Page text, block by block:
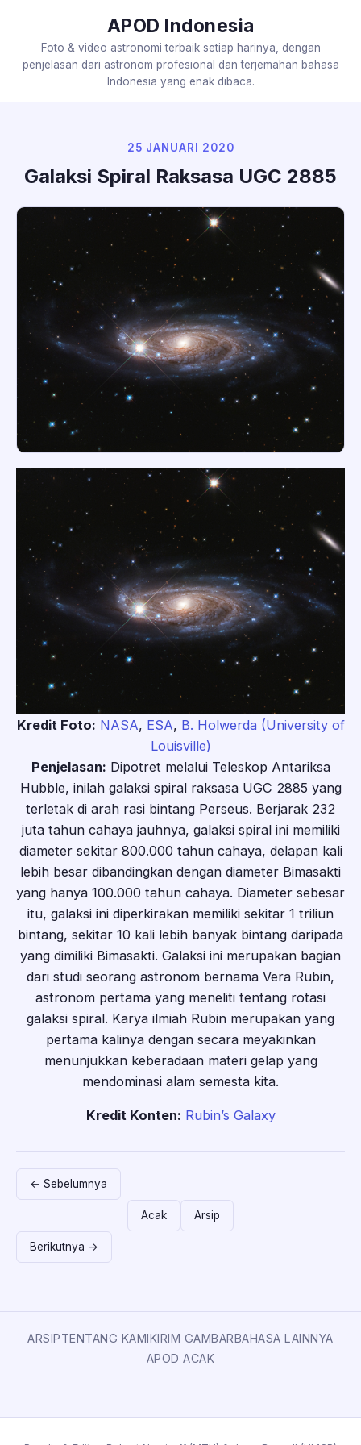
APOD Indonesia
Foto & video astronomi terbaik setiap harinya, dengan
penjelasan dari astronom profesional dan terjemahan bahasa
Indonesia yang enak dibaca.
25 JANUARI 2020
Galaksi Spiral Raksasa UGC 2885
Kredit Foto: NASA, ESA, B. Holwerda (University of
Louisville)
Penjelasan: Dipotret melalui Teleskop Antariksa
Hubble, inilah galaksi spiral raksasa UGC 2885 yang
terletak di arah rasi bintang Perseus. Berjarak 232
juta tahun cahaya jauhnya, galaksi spiral ini memiliki
diameter sekitar 800.000 tahun cahaya, delapan kali
lebih besar dibandingkan dengan diameter Bimasakti
yang hanya 100.000 tahun cahaya. Diameter sebesar
itu, galaksi ini diperkirakan memiliki sekitar 1 triliun
bintang, sekitar 10 kali lebih banyak bintang daripada
yang dimiliki Bimasakti. Galaksi ini merupakan bagian
dari studi seorang astronom bernama Vera Rubin,
astronom pertama yang meneliti tentang rotasi
galaksi spiral. Karya ilmiah Rubin merupakan yang
pertama kalinya dengan secara meyakinkan
menunjukkan keberadaan materi gelap yang
mendominasi alam semesta kita.
Kredit Konten: Rubin’s Galaxy
← Sebelumnya
Acak Arsip
Berikutnya →
ARSIPTENTANG KAMIKIRIM GAMBARBAHASA LAINNYA
APOD ACAK